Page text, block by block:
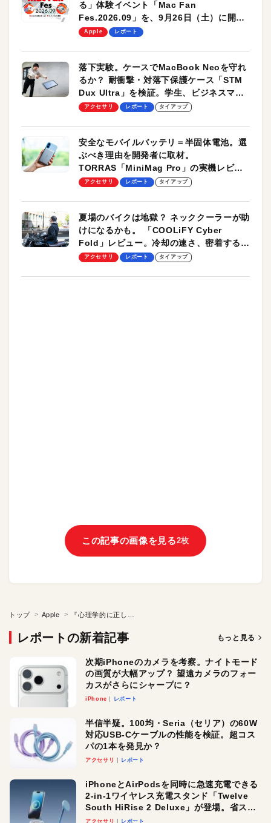
る」体験イベント「Mac Fan
Fes.2026.09」を、9月26日（土）に開催
します！
Apple レポート
落下実験。ケースでMacBook Neoを守れ
るか？ 耐衝撃・対落下保護ケース「STM
Dux Ultra」を検証。学生、ビジネスマン
のモバイルユースに最適！
アクセサリ レポート タイアップ
安全なモバイルバッテリ＝半固体電池。選
ぶべき理由を開発者に取材。
TORRAS「MiniMag Pro」の実機レビュ
ーも
アクセサリ レポート タイアップ
夏場のバイクは地獄？ ネッククーラーが助
けになるかも。 「COOLiFY Cyber
Fold」レビュー。冷却の速さ、密着する冷
却プレート、シンプルな操作性がグッド！
アクセサリ レポート タイアップ
この記事の画像を見る2枚
トップ Apple
レポートの新着記事 もっと見る
次期iPhoneのカメラを考察。ナイトモード
の画質が大幅アップ？ 望遠カメラのフォー
カスがさらにシャープに？
iPhone レポート
半信半疑。100均・Seria（セリア）の60W
対応USB-Cケーブルの性能を検証。超コス
パの1本を発見か？
アクセサリ レポート
iPhoneとAirPodsを同時に急速充電できる
2-in-1ワイヤレス充電スタンド「Twelve
South HiRise 2 Deluxe」が登場。省スペ
ースでおしゃれに充電したい人にオスス
アクセサリ レポート